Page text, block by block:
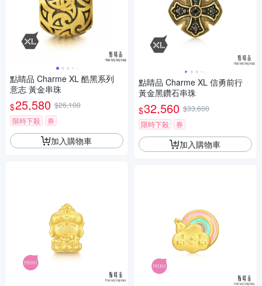
點睛品 Charme XL 酷黑系列
意志 黃金串珠
$25,580 $26,100
限時下殺
券
加入購物車
點睛品 Charme XL 信勇前行
黃金黑鑽石串珠
$32,560 $33,600
限時下殺
券
加入購物車